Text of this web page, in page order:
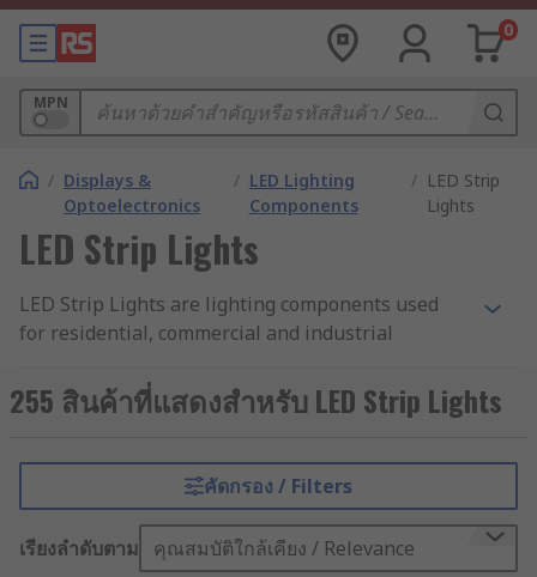
0
MPN
/ Displays &
Optoelectronics
/ LED Lighting
Components
/ LED Strip
Lights
LED Strip Lights
LED Strip Lights are lighting components used
for residential, commercial and industrial
mounted onto a strip, which can be either a
flexible strip (LED tape) or a rigid strip (LED
saves you from having to mount individual lights
across a large area.
What colours are LED strip lights?
255 สินค้าที่แสดงสำหรับ LED Strip Lights
คัดกรอง / Filters
เรียงลำดับตาม คุณสมบัติใกล้เคียง / Relevance